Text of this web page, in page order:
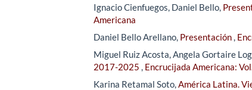
Ignacio Cienfuegos, Daniel Bello,
Americana
Daniel Bello Arellano, Presentación,
Miguel Ruiz Acosta, Angela Gortaire
2017-2025 , Encrucijada Americana:
Karina Retamal Soto,América Latina.